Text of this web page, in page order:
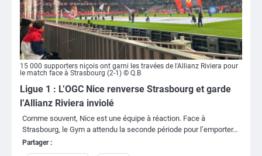
15 000 supporters niçois ont garni les travées de l'Allianz Riviera pour
le match face à Strasbourg (2-1) © Q.B
Ligue 1 : L’OGC Nice renverse Strasbourg et garde
l’Allianz Riviera inviolé
Comme souvent, Nice est une équipe à réaction. Face à
Strasbourg, le Gym a attendu la seconde période pour l’emporter…
Partager :